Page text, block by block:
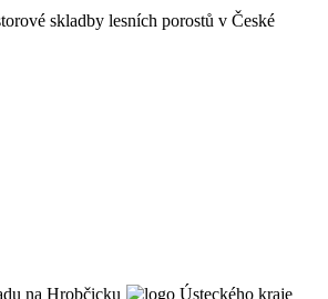
skladby lesních porostů v České
na Hrobčicku